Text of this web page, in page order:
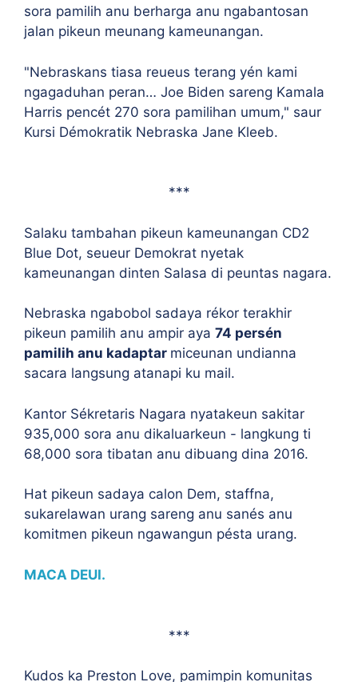
sora pamilih anu berharga anu ngabantosan
jalan pikeun meunang kameunangan.
"Nebraskans tiasa reueus terang yén kami
ngagaduhan peran… Joe Biden sareng Kamala
Harris pencét 270 sora pamilihan umum," saur
Kursi Démokratik Nebraska Jane Kleeb.
***
Salaku tambahan pikeun kameunangan CD2
Blue Dot, seueur Demokrat nyetak
kameunangan dinten Salasa di peuntas nagara.
Nebraska ngabobol sadaya rékor terakhir
pikeun pamilih anu ampir aya 74 persén
pamilih anu kadaptar miceunan undianna
sacara langsung atanapi ku mail.
Kantor Sékretaris Nagara nyatakeun sakitar
935,000 sora anu dikaluarkeun - langkung ti
68,000 sora tibatan anu dibuang dina 2016.
Hat pikeun sadaya calon Dem, staffna,
sukarelawan urang sareng anu sanés anu
komitmen pikeun ngawangun pésta urang.
MACA DEUI.
***
Kudos ka Preston Love, pamimpin komunitas